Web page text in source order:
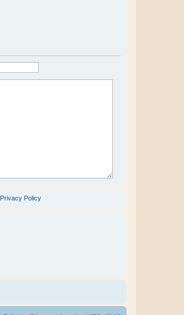
Privacy Policy